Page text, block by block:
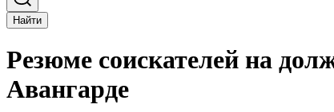
Найти
Резюме соискателей на
Авангарде